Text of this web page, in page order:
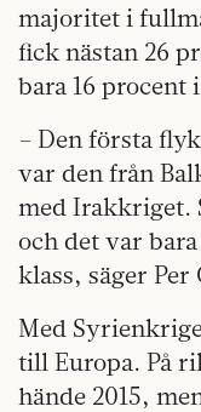
majoritet i
fick nästan 26
bara 16 procent
– Den första
var den från
med Irakkriget.
och det var
klass, säger Per
Med
till Europa. På
hände 2015,